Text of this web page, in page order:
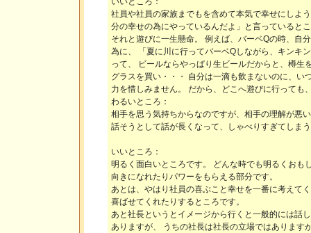
社員や社員の家族までもを含めて本気で幸せにしよ
分の幸せの為にやっているんだよ」と言っていると
それと遊びに一生懸命。 例えば、バーベQの時、自
為に、 「夏に川に行ってバーベQしながら、キンキ
って、 ビールならやっぱり生ビールだからと、樽生
グラスを買い・・・ 自分は一滴も飲まないのに、い
力を惜しみません。 だから、どこへ遊びに行っても
わるいところ：
相手を思う気持ちからなのですが、相手の理解が悪
話そうとして話が長くなって、しゃべりすぎてしま
いいところ：
明るく面白いところです。 どんな時でも明るくおも
向きになれたりパワーをもらえる部分です。
あとは、やはり社員の喜ぶこと幸せを一番に考えて
喜ばせてくれたりするところです。
あと社長というとイメージから行くと一般的には話
ありますが、 うちの社長は社長の立場ではあります